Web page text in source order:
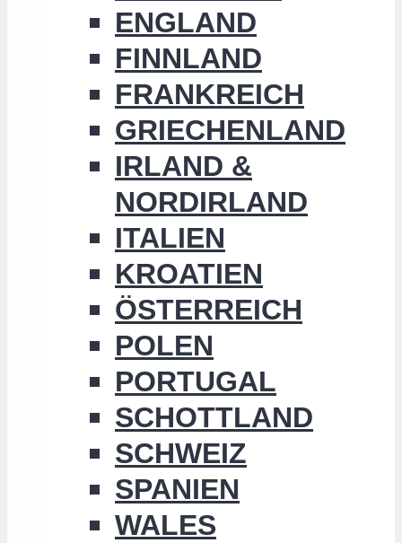
ENGLAND
FINNLAND
FRANKREICH
GRIECHENLAND
IRLAND &
NORDIRLAND
ITALIEN
KROATIEN
ÖSTERREICH
POLEN
PORTUGAL
SCHOTTLAND
SCHWEIZ
SPANIEN
WALES